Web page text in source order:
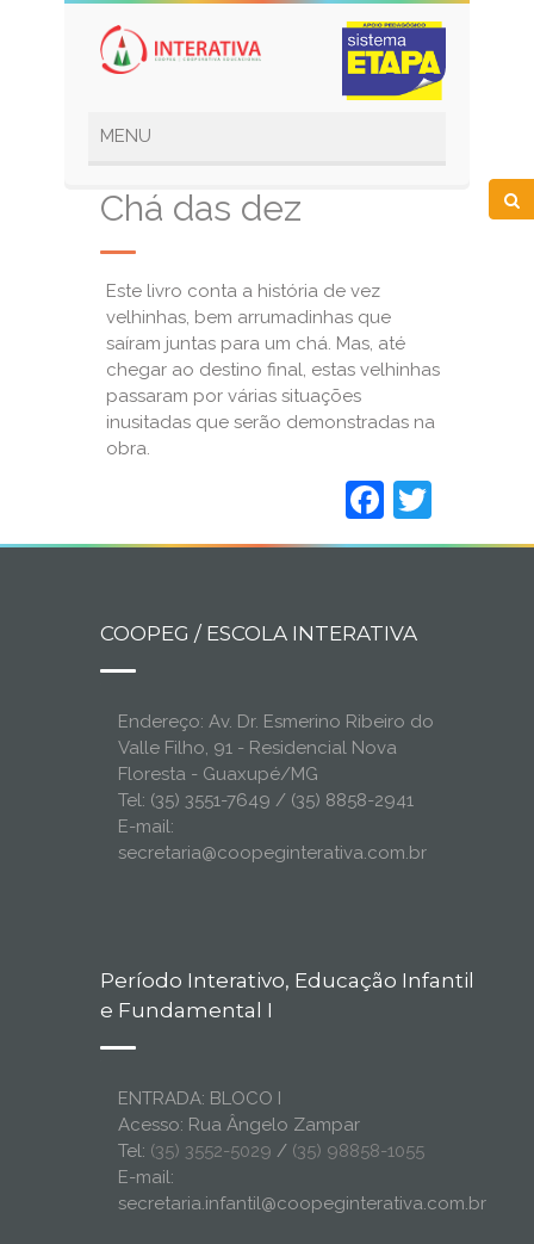
Chá das dez
Este livro conta a história de vez
velhinhas, bem arrumadinhas que
saíram juntas para um chá. Mas, até
chegar ao destino final, estas velhinhas
passaram por várias situações
inusitadas que serão demonstradas na
obra.
COOPEG / ESCOLA INTERATIVA
Endereço: Av. Dr. Esmerino Ribeiro do
Valle Filho, 91 - Residencial Nova
Floresta - Guaxupé/MG
Tel: (35) 3551-7649 / (35) 8858-2941
E-mail:
secretaria@coopeginterativa.com.br
Período Interativo, Educação Infantil
e Fundamental I
ENTRADA: BLOCO I
Acesso: Rua Ângelo Zampar
Tel: (35) 3552-5029 / (35) 98858-1055
E-mail:
secretaria.infantil@coopeginterativa.com.br